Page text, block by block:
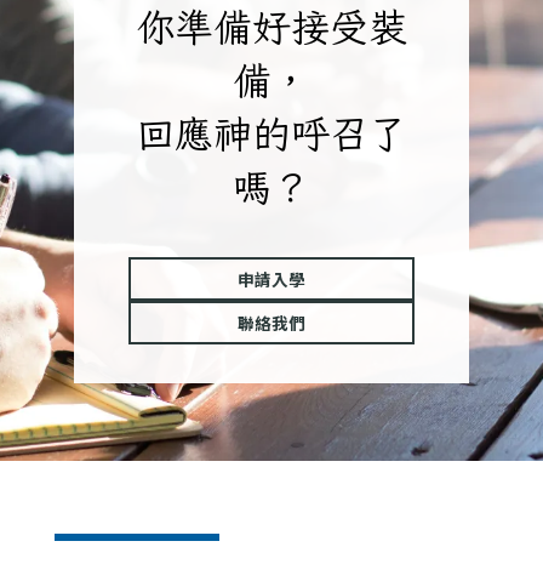
你準備好接受裝
備，
回應神的呼召了
嗎？
申請入學
聯絡我們